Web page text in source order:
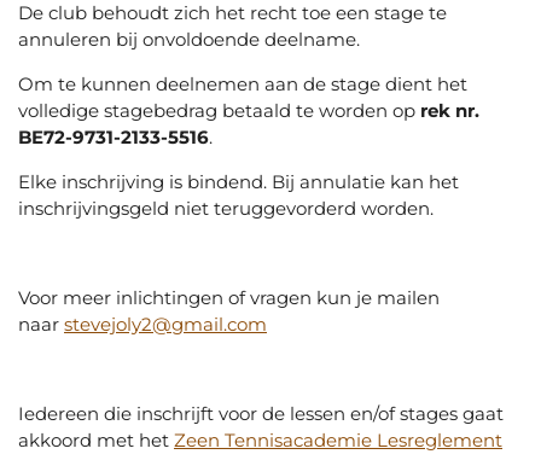
De club behoudt zich het recht toe een stage te
annuleren bij onvoldoende deelname.
Om te kunnen deelnemen aan de stage dient het
volledige stagebedrag betaald te worden op rek nr.
BE72-9731-2133-5516.
Elke inschrijving is bindend. Bij annulatie kan het
inschrijvingsgeld niet teruggevorderd worden.
Voor meer inlichtingen of vragen kun je mailen
naar stevejoly2@gmail.com
Iedereen die inschrijft voor de lessen en/of stages gaat
akkoord met het Zeen Tennisacademie Lesreglement